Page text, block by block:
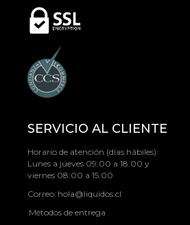
SERVICIO AL CLIENTE
Horario de atención (días hábiles):
Lunes a jueves 09:00 a 18:00 y
viernes 08:00 a 15:00
Correo: hola@liquidos.cl
Métodos de entrega